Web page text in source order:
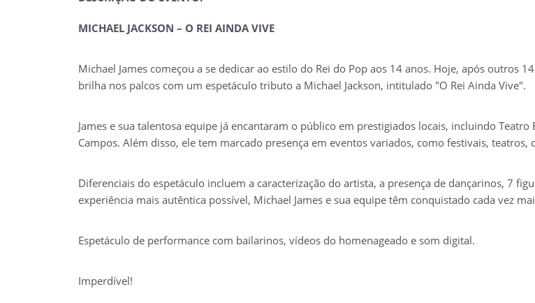
MICHAEL JACKSON – O REI AINDA VIVE
Michael James começou a se dedicar ao estilo do Rei do Pop aos 14 anos. Hoje, após outros
brilha nos palcos com um espetáculo tributo a Michael Jackson, intitulado "O Rei Ainda Vive".
James e sua talentosa equipe já encantaram o público em prestigiados locais, incluindo Teatro
Campos. Além disso, ele tem marcado presença em eventos variados, como festivais, teatros,
Diferenciais do espetáculo incluem a caracterização do artista, a presença de dançarinos, 7
experiência mais autêntica possível, Michael James e sua equipe têm conquistado cada vez
Espetáculo de performance com bailarinos, vídeos do homenageado e som digital.
Imperdível!